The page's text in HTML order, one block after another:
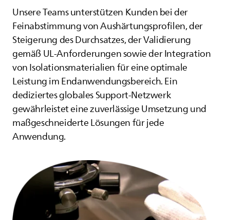
Unsere Teams unterstützen Kunden bei der
Feinabstimmung von Aushärtungsprofilen, der
Steigerung des Durchsatzes, der Validierung
gemäß UL-Anforderungen sowie der Integration
von Isolationsmaterialien für eine optimale
Leistung im Endanwendungsbereich. Ein
dediziertes globales Support-Netzwerk
gewährleistet eine zuverlässige Umsetzung und
maßgeschneiderte Lösungen für jede
Anwendung.